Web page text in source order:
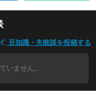
豆知識・失敗談を投稿する
いません。